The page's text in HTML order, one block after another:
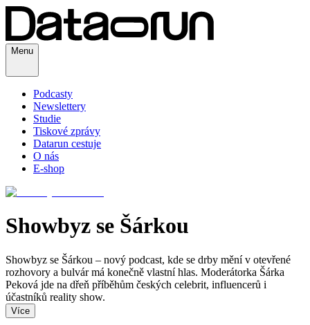
Menu
Podcasty
Newslettery
Studie
Tiskové zprávy
Datarun cestuje
O nás
E-shop
Showbyz se Šárkou
Showbyz se Šárkou – nový podcast, kde se drby mění v otevřené
rozhovory a bulvár má konečně vlastní hlas. Moderátorka Šárka
Peková jde na dřeň příběhům českých celebrit, influencerů i
účastníků reality show.
Více